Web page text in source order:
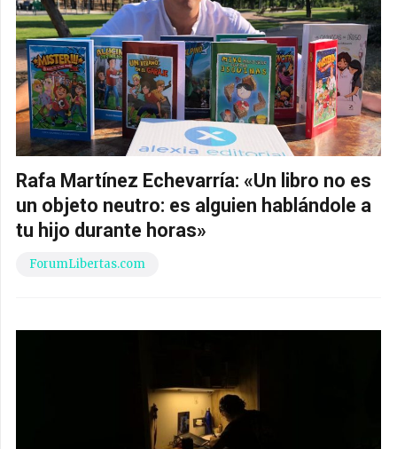
Rafa Martínez Echevarría: «Un libro no es
un objeto neutro: es alguien hablándole a
tu hijo durante horas»
ForumLibertas.com